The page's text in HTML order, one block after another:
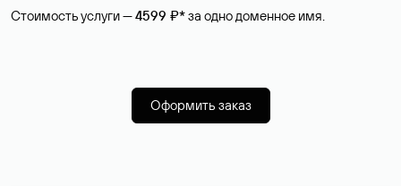
Стоимость услуги —4599 ₽*за одно доменное имя.
Оформить заказ